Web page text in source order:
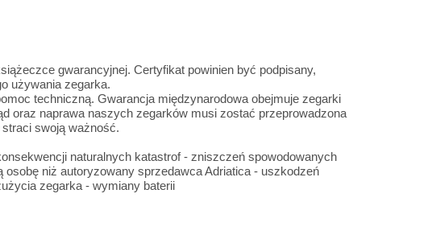
gwarancyjnej. Certyfikat powinien być podpisany,
używania zegarka.
techniczną. Gwarancja międzynarodowa obejmuje zegarki
oraz naprawa naszych zegarków musi zostać przeprowadzona
swoją ważność.
naturalnych katastrof - zniszczeń spowodowanych
niż autoryzowany sprzedawca Adriatica - uszkodzeń
zegarka - wymiany baterii